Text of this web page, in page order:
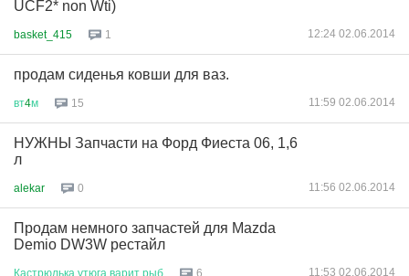
UCF2* non Wti)
basket_415 1 12:24 02.06.2014
продам сиденья ковши для ваз.
вт4м 15 11:59 02.06.2014
НУЖНЫ Запчасти на Форд Фиеста 06, 1,6
л
alekar 0 11:56 02.06.2014
Продам немного запчастей для Mazda
Demio DW3W рестайл
Кастрюлька утюга варит рыб 6 11:53 02.06.2014